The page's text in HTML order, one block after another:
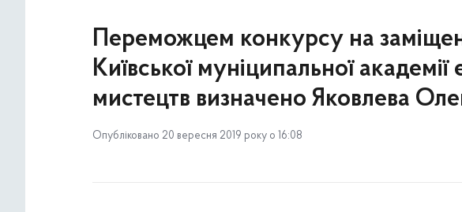
Переможцем конкурсу на
Київської муніципальної
мистецтв визначено Яковлева
Опубліковано 20 вересня 2019 року о 16:08